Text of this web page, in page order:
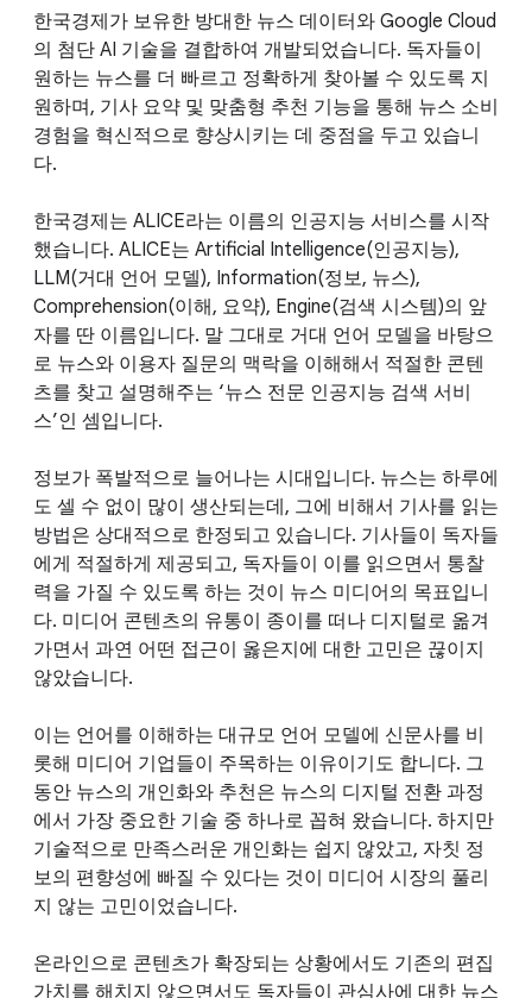
한국경제가 보유한 방대한 뉴스 데이터와 Google Cloud
의 첨단 AI 기술을 결합하여 개발되었습니다. 독자들이
원하는 뉴스를 더 빠르고 정확하게 찾아볼 수 있도록 지
원하며, 기사 요약 및 맞춤형 추천 기능을 통해 뉴스 소비
경험을 혁신적으로 향상시키는 데 중점을 두고 있습니
다.
한국경제는 ALICE라는 이름의 인공지능 서비스를 시작
했습니다. ALICE는 Artificial Intelligence(인공지능),
LLM(거대 언어 모델), Information(정보, 뉴스),
Comprehension(이해, 요약), Engine(검색 시스템)의 앞
자를 딴 이름입니다. 말 그대로 거대 언어 모델을 바탕으
로 뉴스와 이용자 질문의 맥락을 이해해서 적절한 콘텐
츠를 찾고 설명해주는 ‘뉴스 전문 인공지능 검색 서비
스’인 셈입니다.
정보가 폭발적으로 늘어나는 시대입니다. 뉴스는 하루에
도 셀 수 없이 많이 생산되는데, 그에 비해서 기사를 읽는
방법은 상대적으로 한정되고 있습니다. 기사들이 독자들
에게 적절하게 제공되고, 독자들이 이를 읽으면서 통찰
력을 가질 수 있도록 하는 것이 뉴스 미디어의 목표입니
다. 미디어 콘텐츠의 유통이 종이를 떠나 디지털로 옮겨
가면서 과연 어떤 접근이 옳은지에 대한 고민은 끊이지
않았습니다.
이는 언어를 이해하는 대규모 언어 모델에 신문사를 비
롯해 미디어 기업들이 주목하는 이유이기도 합니다. 그
동안 뉴스의 개인화와 추천은 뉴스의 디지털 전환 과정
에서 가장 중요한 기술 중 하나로 꼽혀 왔습니다. 하지만
기술적으로 만족스러운 개인화는 쉽지 않았고, 자칫 정
보의 편향성에 빠질 수 있다는 것이 미디어 시장의 풀리
지 않는 고민이었습니다.
온라인으로 콘텐츠가 확장되는 상황에서도 기존의 편집
가치를 해치지 않으면서도 독자들이 관심사에 대한 뉴스